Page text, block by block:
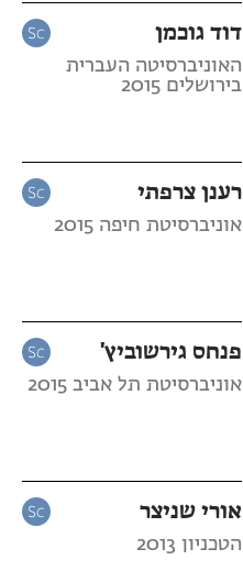
דוד גוכמן
האוניברסיטה העברית
בירושלים 2015
רענן צרפתי
אוניברסיטת חיפה 2015
פנחס גירשוביץ'
אוניברסיטת תל אביב 2015
אורי שניצר
הטכניון 2013